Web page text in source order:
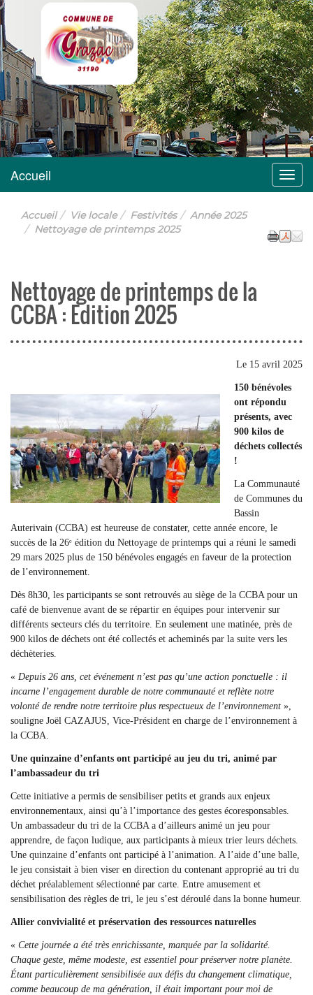
Grazac
Menu
Accueil
Accueil Vie locale Festivités
Année 2025
Nettoyage de printemps 2025
Nettoyage de printemps de la
CCBA : Edition 2025
Le 15 avril 2025
150 bénévoles
ont répondu
présents, avec
900 kilos de
déchets collectés
!
La Communauté
de Communes du
Bassin
Auterivain (CCBA) est heureuse de constater, cette année encore, le
succès de la 26ᵉ édition du Nettoyage de printemps qui a réuni le samedi
29 mars 2025 plus de 150 bénévoles engagés en faveur de la protection
de l’environnement.
Dès 8h30, les participants se sont retrouvés au siège de la CCBA pour un
café de bienvenue avant de se répartir en équipes pour intervenir sur
différents secteurs clés du territoire. En seulement une matinée, près de
900 kilos de déchets ont été collectés et acheminés par la suite vers les
déchèteries.
« Depuis 26 ans, cet événement n’est pas qu’une action ponctuelle : il
incarne l’engagement durable de notre communauté et reflète notre
volonté de rendre notre territoire plus respectueux de l’environnement »,
souligne Joël CAZAJUS, Vice-Président en charge de l’environnement à
la CCBA.
Une quinzaine d’enfants ont participé au jeu du tri, animé par
l’ambassadeur du tri
Cette initiative a permis de sensibiliser petits et grands aux enjeux
environnementaux, ainsi qu’à l’importance des gestes écoresponsables.
Un ambassadeur du tri de la CCBA a d’ailleurs animé un jeu pour
apprendre, de façon ludique, aux participants à mieux trier leurs déchets.
Une quinzaine d’enfants ont participé à l’animation. A l’aide d’une balle,
le jeu consistait à bien viser en direction du contenant approprié au tri du
déchet préalablement sélectionné par carte. Entre amusement et
sensibilisation des règles de tri, le jeu s’est déroulé dans la bonne humeur.
Allier convivialité et préservation des ressources naturelles
« Cette journée a été très enrichissante, marquée par la solidarité.
Chaque geste, même modeste, est essentiel pour préserver notre planète.
Étant particulièrement sensibilisée aux défis du changement climatique,
comme beaucoup de ma génération, il était important pour moi de